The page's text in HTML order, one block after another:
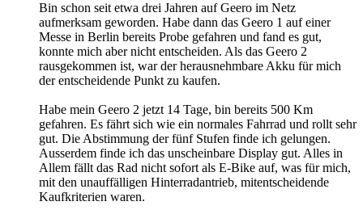
Bin schon seit etwa drei Jahren auf Geero im Netz
aufmerksam geworden. Habe dann das Geero 1 auf einer
Messe in Berlin bereits Probe gefahren und fand es gut,
konnte mich aber nicht entscheiden. Als das Geero 2
rausgekommen ist, war der herausnehmbare Akku für mich
der entscheidende Punkt zu kaufen.
Habe mein Geero 2 jetzt 14 Tage, bin bereits 500 Km
gefahren. Es fährt sich wie ein normales Fahrrad und rollt sehr
gut. Die Abstimmung der fünf Stufen finde ich gelungen.
Ausserdem finde ich das unscheinbare Display gut. Alles in
Allem fällt das Rad nicht sofort als E-Bike auf, was für mich,
mit den unauffälligen Hinterradantrieb, mitentscheidende
Kaufkriterien waren.